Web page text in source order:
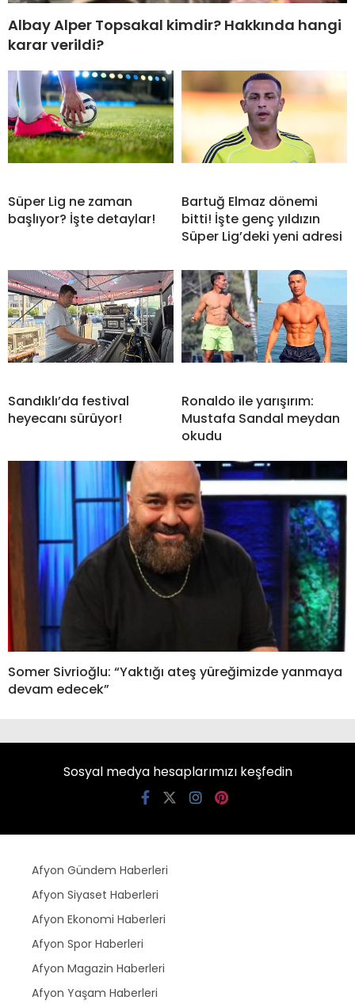
Albay Alper Topsakal kimdir? Hakkında hangi
karar verildi?
Süper Lig ne zaman
başlıyor? İşte detaylar!
Bartuğ Elmaz dönemi
bitti! İşte genç yıldızın
Süper Lig’deki yeni adresi
Sandıklı’da festival
heyecanı sürüyor!
Ronaldo ile yarışırım:
Mustafa Sandal meydan
okudu
Somer Sivrioğlu: “Yaktığı ateş yüreğimizde yanmaya
devam edecek”
Sosyal medya hesaplarımızı keşfedin
Afyon Gündem Haberleri
Afyon Siyaset Haberleri
Afyon Ekonomi Haberleri
Afyon Spor Haberleri
Afyon Magazin Haberleri
Afyon Yaşam Haberleri